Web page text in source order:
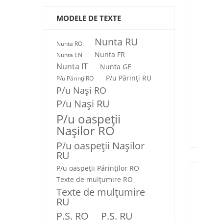
MODELE DE TEXTE
Nunta RO Nunta RU
Nunta EN Nunta FR
Nunta IT Nunta GE
P/u Părinți RO P/u Părinți RU
P/u Nași RO
P/u Nași RU
P/u oaspeții
Nașilor RO
P/u oaspeții Nașilor
RU
P/u oaspeţii Părinţilor RO
Texte de mulţumire RO
Texte de mulţumire
RU
P.S. RO
P.S. RU